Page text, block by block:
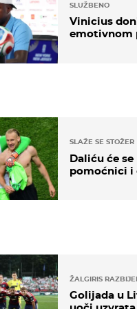
SLUŽBENO
Vinicius
emotivnom
SLAŽE SE STOŽER
Daliću će
pomoćnici i
ŽALGIRIS
Golijada u